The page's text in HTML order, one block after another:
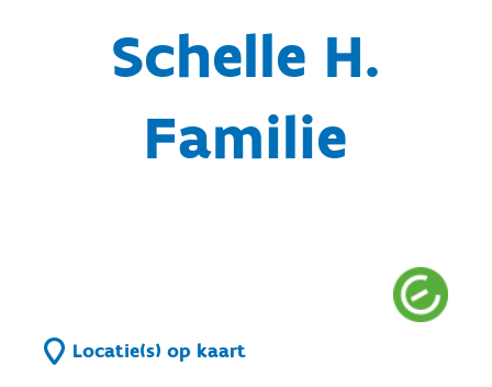
Schelle H.
Familie
Locatie(s) op kaart